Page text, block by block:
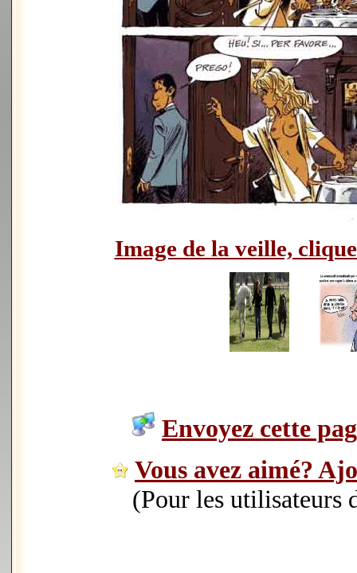
Image de la veille,
Envoyez cette
Vous avez aimé?
(Pour les